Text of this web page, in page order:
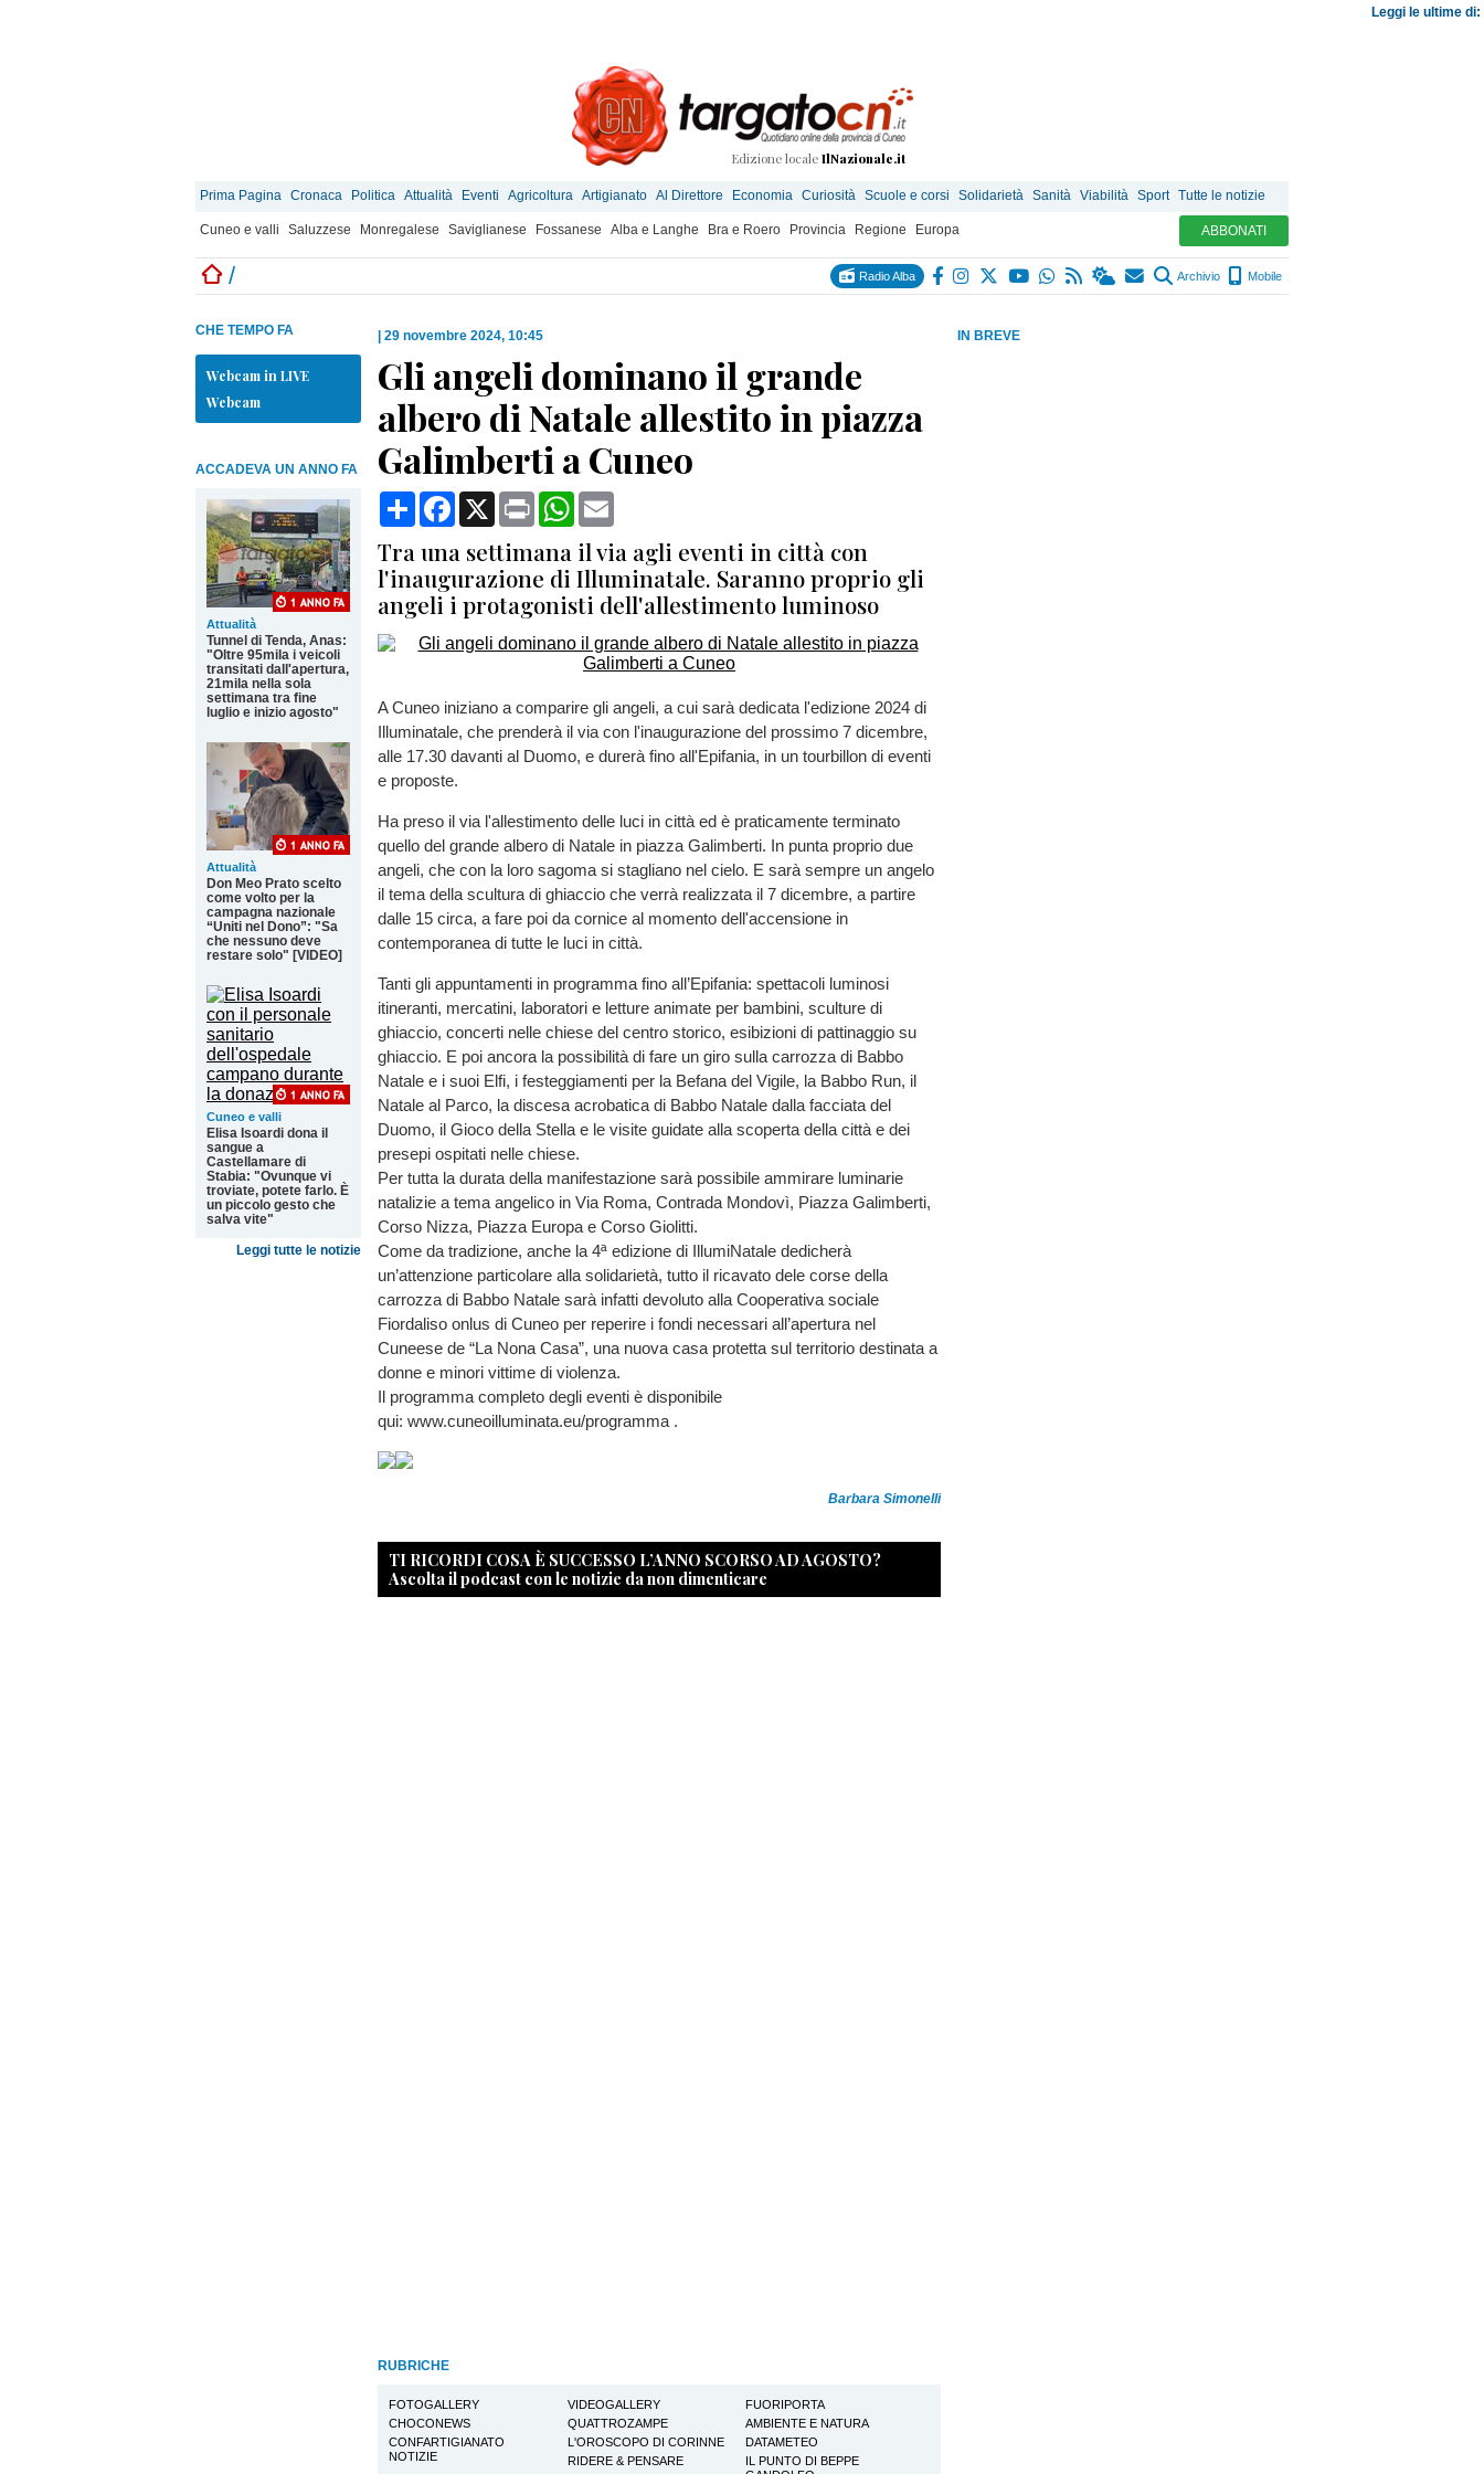
Leggi le ultime di:
Edizione locale IlNazionale.it
Prima Pagina Cronaca Politica Attualità Eventi Agricoltura Artigianato Al Direttore Economia Curiosità Scuole e corsi Solidarietà Sanità Viabilità Sport Tutte le notizie
Cuneo e valli Saluzzese Monregalese Saviglianese Fossanese Alba e Langhe Bra e Roero Provincia Regione Europa ABBONATI
/ Radio Alba Archivio Mobile
IN BREVE
CHE TEMPO FA
Webcam in LIVE
Webcam
ACCADEVA UN ANNO FA
Attualità
Tunnel di Tenda, Anas:
"Oltre 95mila i veicoli
transitati dall'apertura,
21mila nella sola
settimana tra fine
luglio e inizio agosto"
Attualità
Don Meo Prato scelto
come volto per la
campagna nazionale
“Uniti nel Dono”: "Sa
che nessuno deve
restare solo" [VIDEO]
Cuneo e valli
Elisa Isoardi dona il
sangue a
Castellamare di
Stabia: "Ovunque vi
troviate, potete farlo. È
un piccolo gesto che
salva vite"
Leggi tutte le notizie
29 novembre 2024, 10:45
Gli angeli dominano il grande
albero di Natale allestito in piazza
Galimberti a Cuneo
CondividiFacebook
X Print WhatsApp
Tra una settimana il via agli eventi in città con
l'inaugurazione di Illuminatale. Saranno proprio gli
angeli i protagonisti dell'allestimento luminoso
A Cuneo iniziano a comparire gli angeli, a cui sarà dedicata l'edizione 2024 di
Illuminatale, che prenderà il via con l'inaugurazione del prossimo 7 dicembre,
alle 17.30 davanti al Duomo, e durerà fino all'Epifania, in un tourbillon di eventi
e proposte.
Ha preso il via l'allestimento delle luci in città ed è praticamente terminato
quello del grande albero di Natale in piazza Galimberti. In punta proprio due
angeli, che con la loro sagoma si stagliano nel cielo. E sarà sempre un angelo
il tema della scultura di ghiaccio che verrà realizzata il 7 dicembre, a partire
dalle 15 circa, a fare poi da cornice al momento dell'accensione in
contemporanea di tutte le luci in città.
Tanti gli appuntamenti in programma fino all’Epifania: spettacoli luminosi
itineranti, mercatini, laboratori e letture animate per bambini, sculture di
ghiaccio, concerti nelle chiese del centro storico, esibizioni di pattinaggio su
ghiaccio. E poi ancora la possibilità di fare un giro sulla carrozza di Babbo
Natale e i suoi Elfi, i festeggiamenti per la Befana del Vigile, la Babbo Run, il
Natale al Parco, la discesa acrobatica di Babbo Natale dalla facciata del
Duomo, il Gioco della Stella e le visite guidate alla scoperta della città e dei
presepi ospitati nelle chiese.
Per tutta la durata della manifestazione sarà possibile ammirare luminarie
natalizie a tema angelico in Via Roma, Contrada Mondovì, Piazza Galimberti,
Corso Nizza, Piazza Europa e Corso Giolitti.
Come da tradizione, anche la 4ª edizione di IllumiNatale dedicherà
un’attenzione particolare alla solidarietà, tutto il ricavato dele corse della
carrozza di Babbo Natale sarà infatti devoluto alla Cooperativa sociale
Fiordaliso onlus di Cuneo per reperire i fondi necessari all’apertura nel
Cuneese de “La Nona Casa”, una nuova casa protetta sul territorio destinata a
donne e minori vittime di violenza.
Il programma completo degli eventi è disponibile
qui: www.cuneoilluminata.eu/programma .
Barbara Simonelli
TI RICORDI COSA È SUCCESSO L’ANNO SCORSO AD AGOSTO?
Ascolta il podcast con le notizie da non dimenticare
RUBRICHE
FOTOGALLERY VIDEOGALLERY
FUORIPORTA
CHOCONEWS
QUATTROZAMPE
AMBIENTE E NATURA
CONFARTIGIANATO
NOTIZIE
L'OROSCOPO DI CORINNE
DATAMETEO
RIDERE & PENSARE
IL PUNTO DI BEPPE